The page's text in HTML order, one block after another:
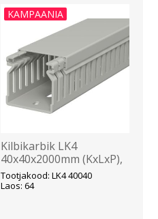
KAMPAANIA
Kilbikarbik LK4
40x40x2000mm (KxLxP),
hall, OBO
Tootjakood: LK4 40040
Laos: 64